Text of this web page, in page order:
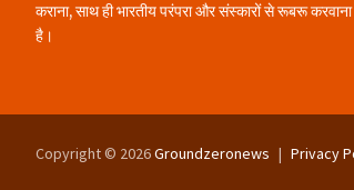
कराना, साथ ही भारतीय परंपरा और संस्कारों से रूबरू करवाना
है।
Copyright © 2026Groundzeronews Privacy